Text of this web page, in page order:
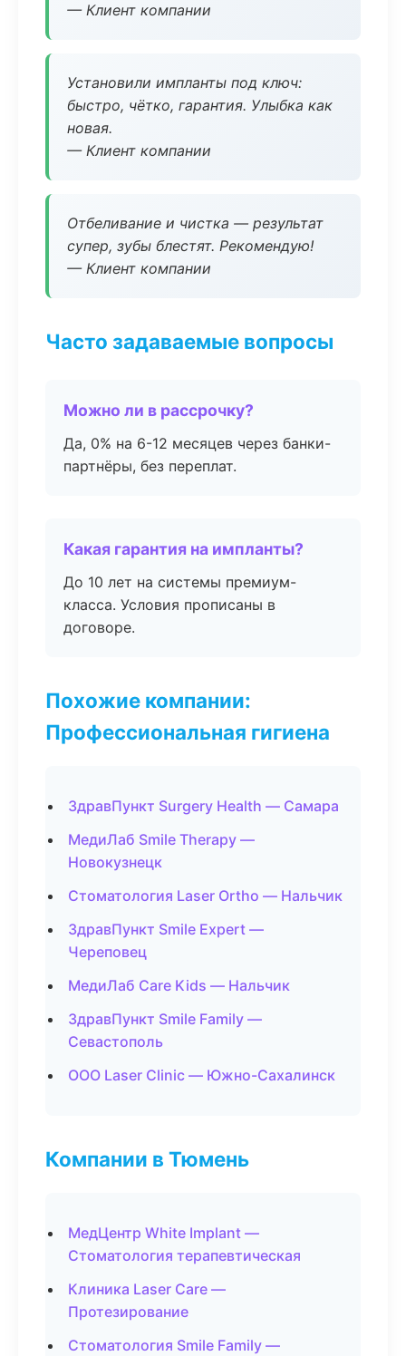
— Клиент компании
Установили импланты под ключ:
быстро, чётко, гарантия. Улыбка как
новая.
— Клиент компании
Отбеливание и чистка — результат
супер, зубы блестят. Рекомендую!
— Клиент компании
Часто задаваемые вопросы
Можно ли в рассрочку?
Да, 0% на 6-12 месяцев через банки-
партнёры, без переплат.
Какая гарантия на импланты?
До 10 лет на системы премиум-
класса. Условия прописаны в
договоре.
Похожие компании:
Профессиональная гигиена
ЗдравПункт Surgery Health — Самара
МедиЛаб Smile Therapy —
Новокузнецк
Стоматология Laser Ortho — Нальчик
ЗдравПункт Smile Expert —
Череповец
МедиЛаб Care Kids — Нальчик
ЗдравПункт Smile Family —
Севастополь
ООО Laser Clinic — Южно-Сахалинск
Компании в Тюмень
МедЦентр White Implant —
Стоматология терапевтическая
Клиника Laser Care —
Протезирование
Стоматология Smile Family —